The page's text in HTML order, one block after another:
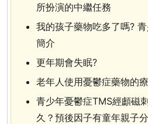
所扮演的中繼任務
我的孩子藥物吃多了嗎?
簡介
更年期會失眠?
老年人使用憂鬱症藥物的
青少年憂鬱症TMS經顱磁
久？預後因子有童年親子